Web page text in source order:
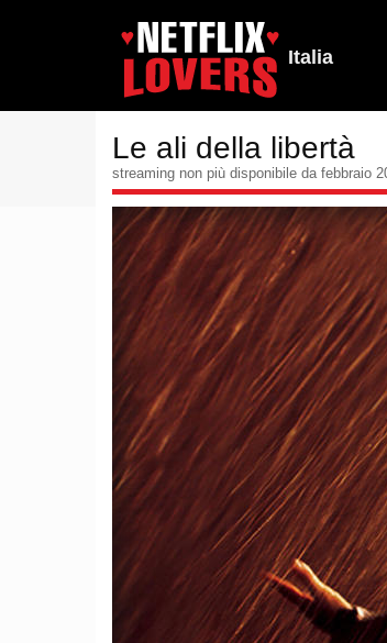
Italia
Le ali della libertà
streaming non più disponibile da febbraio